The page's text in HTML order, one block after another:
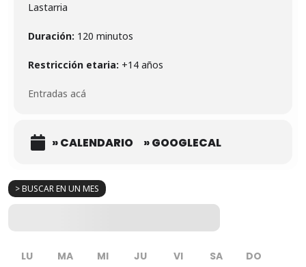
> BUSCAR EN UN MES
LU MA MI JU VI SA DO
Lastarria
Duración: 120 minutos
Restricción etaria: +14 años
Entradas acá
» CALENDARIO » GOOGLECAL